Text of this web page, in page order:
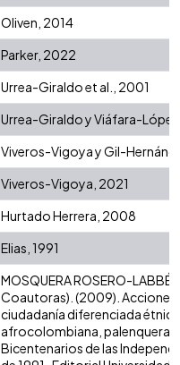
Oliven, 2014
Parker, 2022
Urrea-Giraldo et al., 2001
Urrea-Giraldo y Viáfara-
Viveros-Vigoya y Gil-
Viveros-Vigoya, 2021
Hurtado Herrera, 2008
Elias, 1991
MOSQUERA ROSERO-LABBÉ,
Coautoras). (2009). Acciones
ciudadanía diferenciada
afrocolombiana, palenquera y
Bicentenarios de las